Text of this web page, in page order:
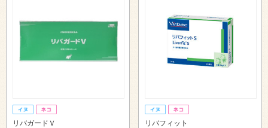
リバガードＶ リバフィット